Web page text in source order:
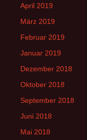
April 2019
März 2019
Februar 2019
Januar 2019
Dezember 2018
Oktober 2018
September 2018
Juni 2018
Mai 2018